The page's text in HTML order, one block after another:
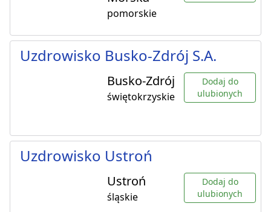
pomorskie
Uzdrowisko Busko-Zdrój S.A.
Busko-Zdrój
świętokrzyskie
Dodaj do
ulubionych
Uzdrowisko Ustroń
Ustroń
śląskie
Dodaj do
ulubionych